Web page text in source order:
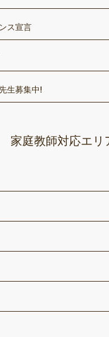
ス宣言
生募集中!
家庭教師対応エリ